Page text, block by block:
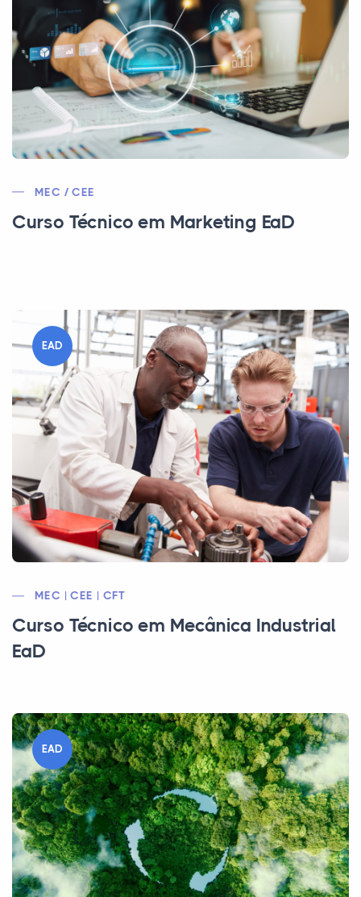
MEC / CEE
Curso Técnico em Marketing EaD
EAD
MEC | CEE | CFT
Curso Técnico em Mecânica Industrial
EaD
EAD